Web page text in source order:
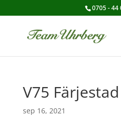
0705 - 44
V75
sep 16, 2021